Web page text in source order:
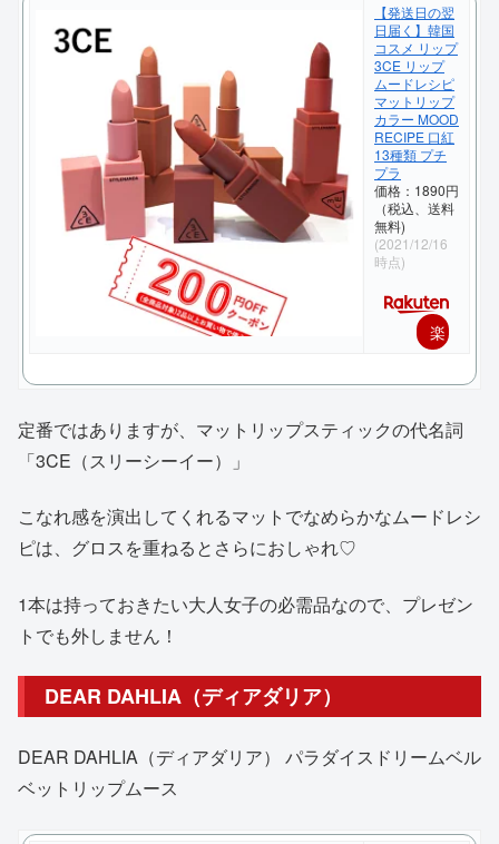
【発送日の翌
日届く】韓国
コスメ リップ
3CE リップ
ムードレシピ
マットリップ
カラー MOOD
RECIPE 口紅
13種類 プチ
プラ
価格：1890円
（税込、送料
無料)
(2021/12/16
時点)
楽
購
定番ではありますが、マットリップスティックの代名詞
「3CE（スリーシーイー）」
こなれ感を演出してくれるマットでなめらかなムードレシ
ピは、グロスを重ねるとさらにおしゃれ♡
1本は持っておきたい大人女子の必需品なので、プレゼン
トでも外しません！
DEAR DAHLIA（ディアダリア）
DEAR DAHLIA（ディアダリア） パラダイスドリームベル
ベットリップムース